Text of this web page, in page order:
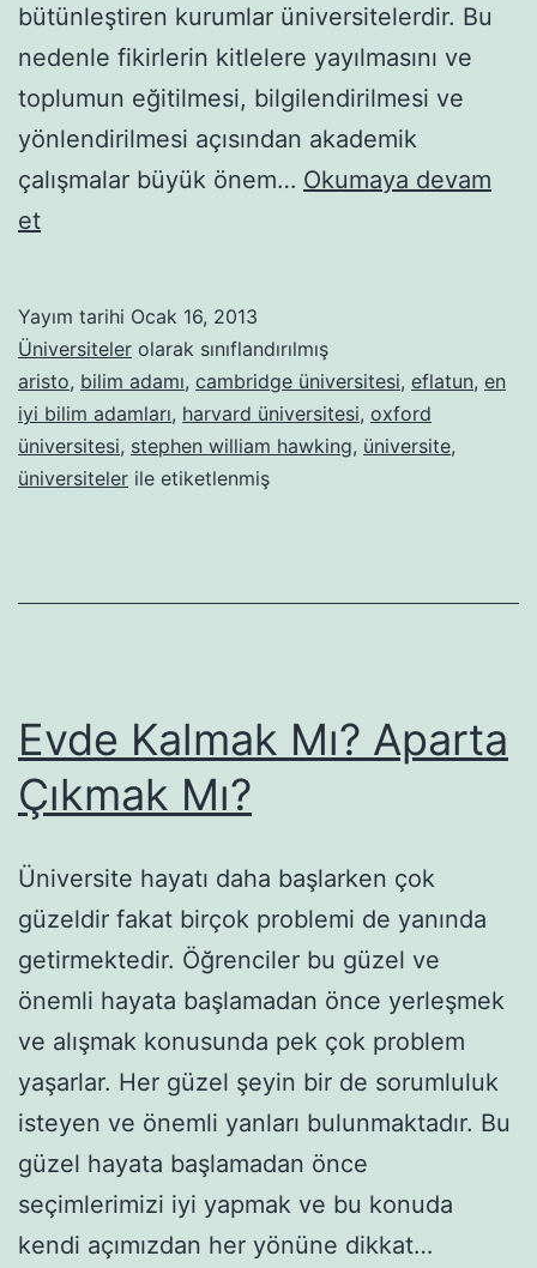
bütünleştiren kurumlar üniversitelerdir. Bu
nedenle fikirlerin kitlelere yayılmasını ve
toplumun eğitilmesi, bilgilendirilmesi ve
yönlendirilmesi açısından akademik
çalışmalar büyük önem… Okumaya devam
etDünyanın
Bilim
Adamlarını
Yetiştiren
Üniversiteler
Yayım tarihi Ocak 16, 2013
Üniversiteler olarak sınıflandırılmış
aristo, bilim adamı, cambridge üniversitesi, eflatun, en
iyi bilim adamları, harvard üniversitesi, oxford
üniversitesi, stephen william hawking, üniversite,
üniversiteler ile etiketlenmiş
Evde Kalmak Mı? Aparta
Çıkmak Mı?
Üniversite hayatı daha başlarken çok
güzeldir fakat birçok problemi de yanında
getirmektedir. Öğrenciler bu güzel ve
önemli hayata başlamadan önce yerleşmek
ve alışmak konusunda pek çok problem
yaşarlar. Her güzel şeyin bir de sorumluluk
isteyen ve önemli yanları bulunmaktadır. Bu
güzel hayata başlamadan önce
seçimlerimizi iyi yapmak ve bu konuda
kendi açımızdan her yönüne dikkat…